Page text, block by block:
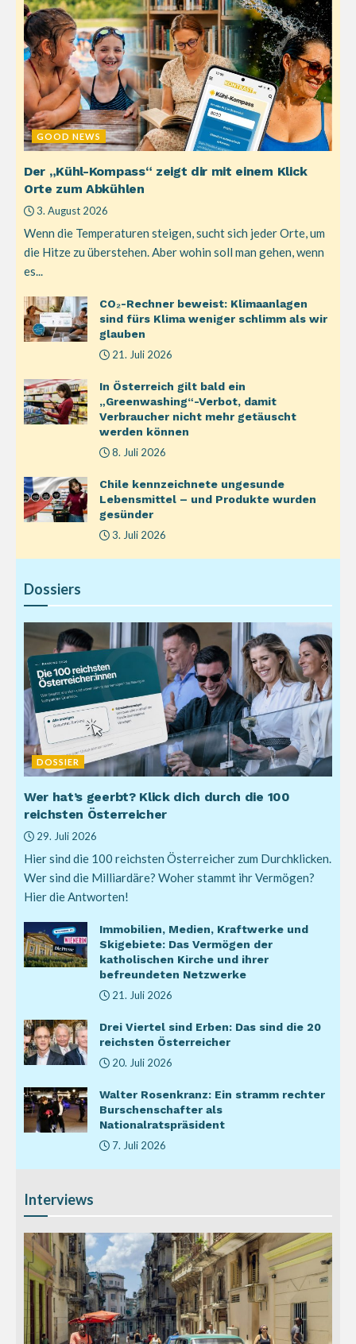
GOOD NEWS
Der „Kühl-Kompass“ zeigt dir mit einem Klick
Orte zum Abkühlen
3. August 2026
Wenn die Temperaturen steigen, sucht sich jeder Orte, um
die Hitze zu überstehen. Aber wohin soll man gehen, wenn
es...
CO₂-Rechner beweist: Klimaanlagen
sind fürs Klima weniger schlimm als wir
glauben
21. Juli 2026
In Österreich gilt bald ein
„Greenwashing“-Verbot, damit
Verbraucher nicht mehr getäuscht
werden können
8. Juli 2026
Chile kennzeichnete ungesunde
Lebensmittel – und Produkte wurden
gesünder
3. Juli 2026
Dossiers
DOSSIER
Wer hat’s geerbt? Klick dich durch die 100
reichsten Österreicher
29. Juli 2026
Hier sind die 100 reichsten Österreicher zum Durchklicken.
Wer sind die Milliardäre? Woher stammt ihr Vermögen?
Hier die Antworten!
Immobilien, Medien, Kraftwerke und
Skigebiete: Das Vermögen der
katholischen Kirche und ihrer
befreundeten Netzwerke
21. Juli 2026
Drei Viertel sind Erben: Das sind die 20
reichsten Österreicher
20. Juli 2026
Walter Rosenkranz: Ein stramm rechter
Burschenschafter als
Nationalratspräsident
7. Juli 2026
Interviews